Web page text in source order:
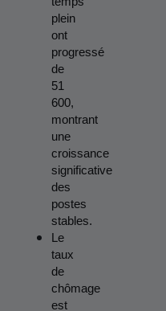
plein
ont
progressé
de
51
600,
montrant
une
croissance
significative
des
postes
stables.
Le
taux
de
chômage
est